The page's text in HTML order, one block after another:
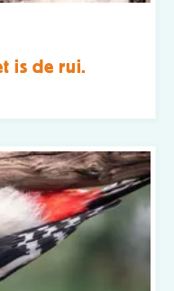
is de rui.